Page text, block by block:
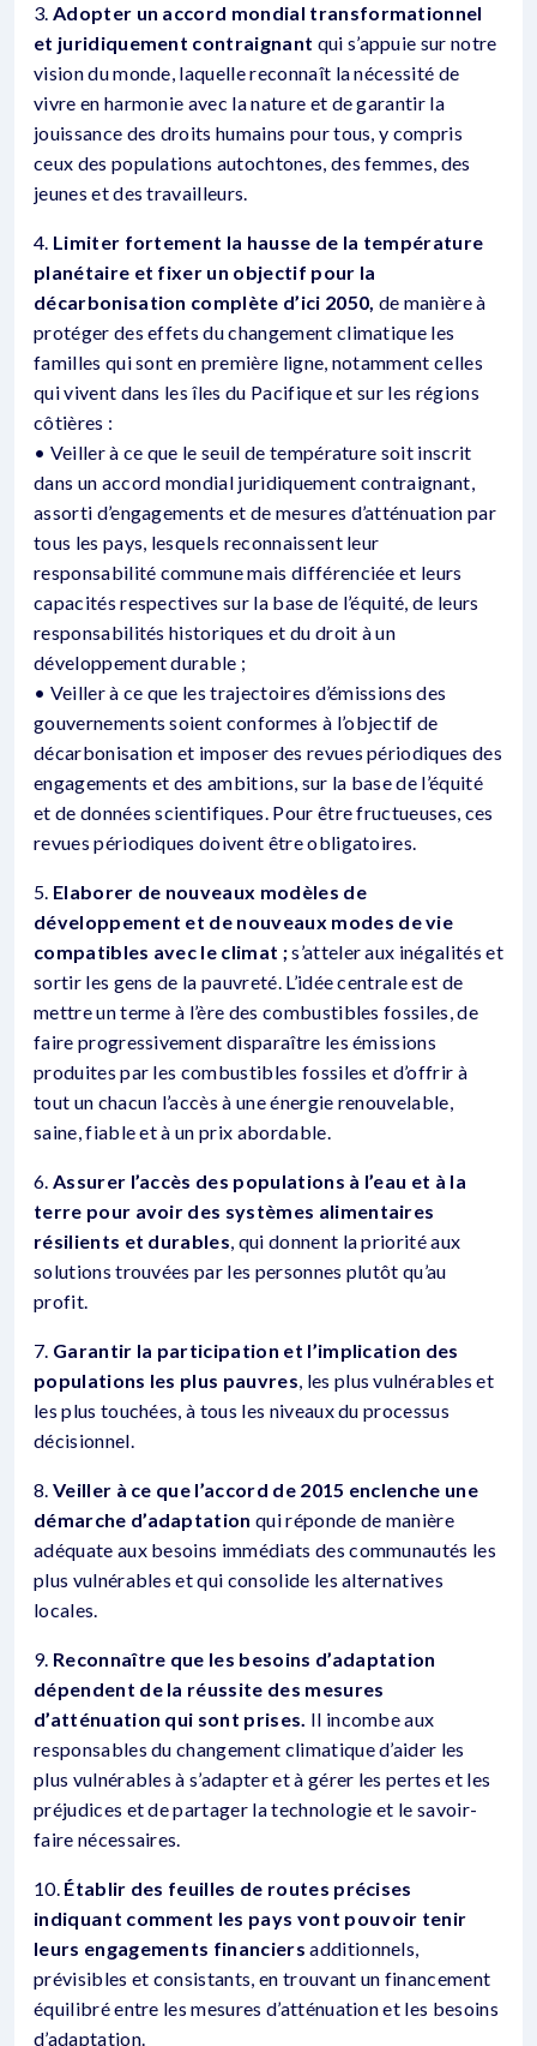
3. Adopter un accord mondial transformationnel
et juridiquement contraignant qui s’appuie sur notre
vision du monde, laquelle reconnaît la nécessité de
vivre en harmonie avec la nature et de garantir la
jouissance des droits humains pour tous, y compris
ceux des populations autochtones, des femmes, des
jeunes et des travailleurs.
4. Limiter fortement la hausse de la température
planétaire et fixer un objectif pour la
décarbonisation complète d’ici 2050, de manière à
protéger des effets du changement climatique les
familles qui sont en première ligne, notamment celles
qui vivent dans les îles du Pacifique et sur les régions
côtières :
• Veiller à ce que le seuil de température soit inscrit
dans un accord mondial juridiquement contraignant,
assorti d’engagements et de mesures d’atténuation par
tous les pays, lesquels reconnaissent leur
responsabilité commune mais différenciée et leurs
capacités respectives sur la base de l’équité, de leurs
responsabilités historiques et du droit à un
développement durable ;
• Veiller à ce que les trajectoires d’émissions des
gouvernements soient conformes à l’objectif de
décarbonisation et imposer des revues périodiques des
engagements et des ambitions, sur la base de l’équité
et de données scientifiques. Pour être fructueuses, ces
revues périodiques doivent être obligatoires.
5. Elaborer de nouveaux modèles de
développement et de nouveaux modes de vie
compatibles avec le climat ;s’atteler aux inégalités et
sortir les gens de la pauvreté. L’idée centrale est de
mettre un terme à l’ère des combustibles fossiles, de
faire progressivement disparaître les émissions
produites par les combustibles fossiles et d’offrir à
tout un chacun l’accès à une énergie renouvelable,
saine, fiable et à un prix abordable.
6. Assurer l’accès des populations à l’eau et à la
terre pour avoir des systèmes alimentaires
résilients et durables, qui donnent la priorité aux
solutions trouvées par les personnes plutôt qu’au
profit.
7. Garantir la participation et l’implication des
populations les plus pauvres, les plus vulnérables et
les plus touchées, à tous les niveaux du processus
décisionnel.
8. Veiller à ce que l’accord de 2015 enclenche une
démarche d’adaptation qui réponde de manière
adéquate aux besoins immédiats des communautés les
plus vulnérables et qui consolide les alternatives
locales.
9. Reconnaître que les besoins d’adaptation
dépendent de la réussite des mesures
d’atténuation qui sont prises. Il incombe aux
responsables du changement climatique d’aider les
plus vulnérables à s’adapter et à gérer les pertes et les
préjudices et de partager la technologie et le savoir-
faire nécessaires.
10. Établir des feuilles de routes précises
indiquant comment les pays vont pouvoir tenir
leurs engagements financiersadditionnels,
prévisibles et consistants, en trouvant un financement
équilibré entre les mesures d’atténuation et les besoins
d’adaptation.